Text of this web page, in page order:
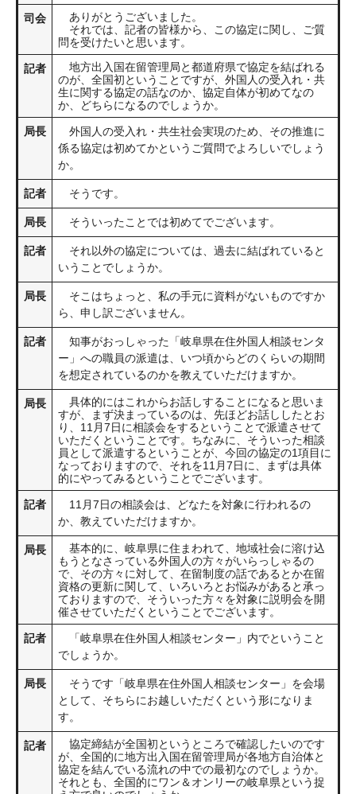
司会
ありがとうございました。
それでは、記者の皆様から、この協定に関し、ご質
問を受けたいと思います。
記者
地方出入国在留管理局と都道府県で協定を結ばれる
のが、全国初ということですが、外国人の受入れ・共
生に関する協定の話なのか、協定自体が初めてなの
か、どちらになるのでしょうか。
局長
外国人の受入れ・共生社会実現のため、その推進に
係る協定は初めてかというご質問でよろしいでしょう
か。
記者 そうです。
局長 そういったことでは初めてでございます。
記者
それ以外の協定については、過去に結ばれていると
いうことでしょうか。
局長
そこはちょっと、私の手元に資料がないものですか
ら、申し訳ございません。
記者
知事がおっしゃった「岐阜県在住外国人相談センタ
ー」への職員の派遣は、いつ頃からどのくらいの期間
を想定されているのかを教えていただけますか。
局長
具体的にはこれからお話しすることになると思いま
すが、まず決まっているのは、先ほどお話ししたとお
り、11月7日に相談会をするということで派遣させて
いただくということです。ちなみに、そういった相談
員として派遣するということが、今回の協定の1項目に
なっておりますので、それを11月7日に、まずは具体
的にやってみるということでございます。
記者
11月7日の相談会は、どなたを対象に行われるの
か、教えていただけますか。
局長
基本的に、岐阜県に住まわれて、地域社会に溶け込
もうとなさっている外国人の方々がいらっしゃるの
で、その方々に対して、在留制度の話であるとか在留
資格の更新に関して、いろいろとお悩みがあると承っ
ておりますので、そういった方々を対象に説明会を開
催させていただくということでございます。
記者
「岐阜県在住外国人相談センター」内でということ
でしょうか。
局長
そうです「岐阜県在住外国人相談センター」を会場
として、そちらにお越しいただくという形になりま
す。
記者
協定締結が全国初というところで確認したいのです
が、全国的に地方出入国在留管理局が各地方自治体と
協定を結んでいる流れの中での最初なのでしょうか。
それとも、全国的にワン＆オンリーの岐阜県という捉